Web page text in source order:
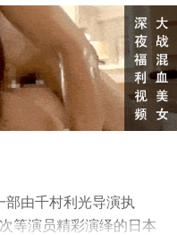
由千村利光导演执
等演员精彩演绎的日本